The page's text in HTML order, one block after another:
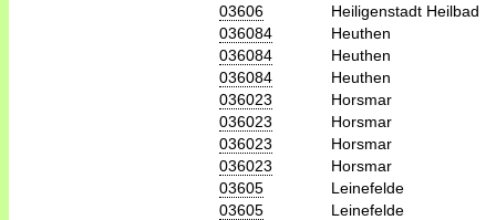
03606
Heiligenstadt Heilbad
036084
Heuthen
036084
Heuthen
036084
Heuthen
036023
Horsmar
036023
Horsmar
036023
Horsmar
036023
Horsmar
03605
Leinefelde
03605
Leinefelde